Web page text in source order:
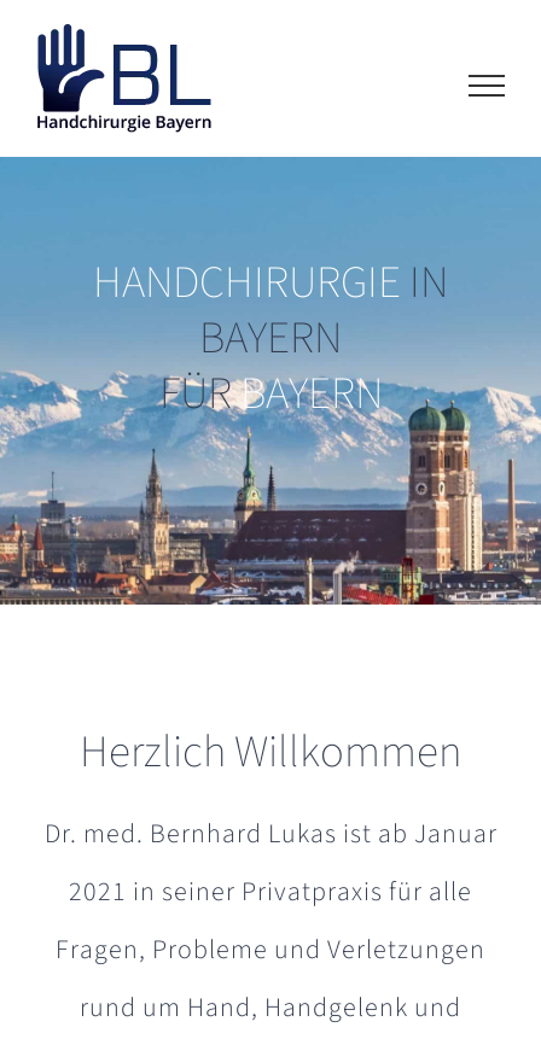
Inhalt
springen
HANDCHIRURGIE IN
BAYERN
FÜRBAYERN
Herzlich Willkommen
Dr. med. Bernhard Lukas ist ab Januar
2021 in seiner Privatpraxis für alle
Fragen, Probleme und Verletzungen
rund um Hand, Handgelenk und